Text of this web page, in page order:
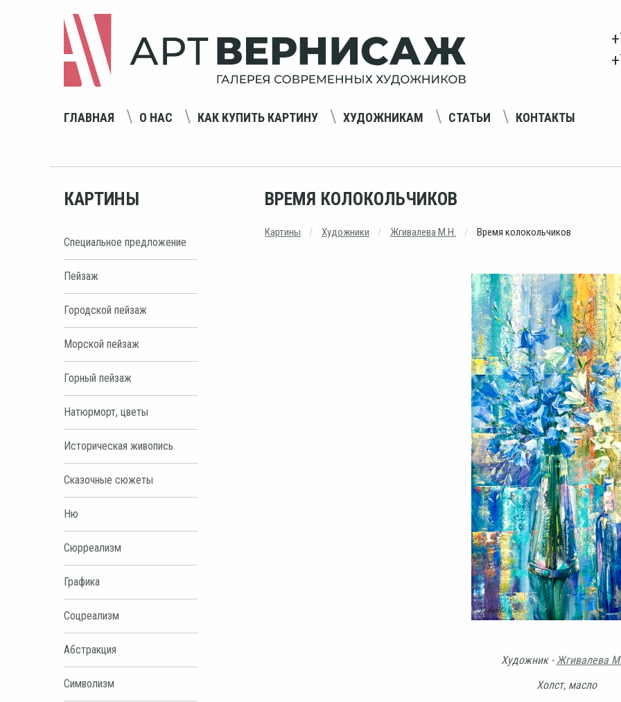
ГЛАВНАЯ О НАС КАК КУПИТЬ КАРТИНУ ХУДОЖНИКАМ СТАТЬИ КОНТАКТЫ
КАРТИНЫ
Специальное предложение
Пейзаж
Городской пейзаж
Морской пейзаж
Горный пейзаж
Натюрморт, цветы
Историческая живопись
Сказочные сюжеты
Ню
Сюрреализм
Графика
Соцреализм
Абстракция
Символизм
ВРЕМЯ КОЛОКОЛЬЧИКОВ
Картины Художники Жгивалева М.Н. Время колокольчиков
Художник - Жгивалева
Холст, масло